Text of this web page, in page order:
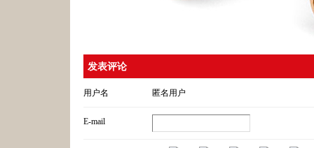
发表评论
用户名 匿名用户
E-mail